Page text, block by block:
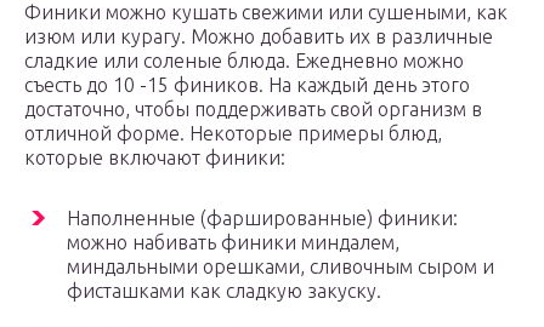
Финики можно кушать свежими или сушеными, как
изюм или курагу. Можно добавить их в различные
сладкие или соленые блюда. Ежедневно можно
съесть до 10 -15 фиников. На каждый день этого
достаточно, чтобы поддерживать свой организм в
отличной форме. Некоторые примеры блюд,
которые включают финики:
Наполненные (фаршированные) финики:
можно набивать финики миндалем,
миндальными орешками, сливочным сыром и
фисташками как сладкую закуску.